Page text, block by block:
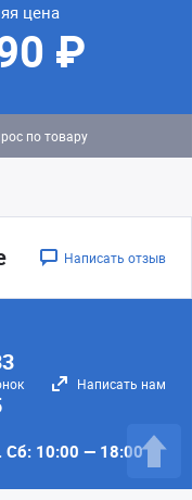
цена
₽
по товару
Написать отзыв
Написать нам
10:00 — 18:00